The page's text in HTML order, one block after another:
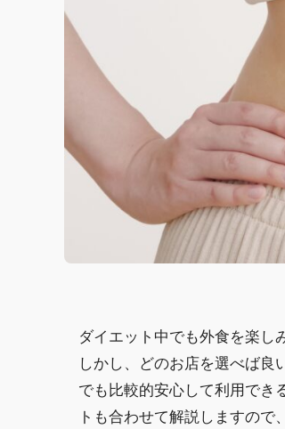
ダイエット中でも外食を楽し
しかし、どのお店を選べば良
でも比較的安心して利用でき
トも合わせて解説しますので